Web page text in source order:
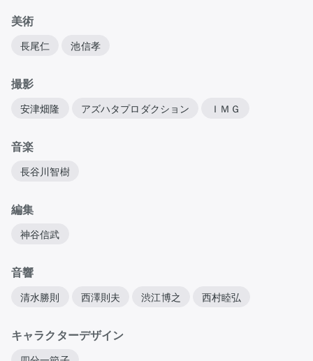
美術
長尾仁 池信孝
撮影
安津畑隆 アズハタプロダクション ＩＭＧ
音楽
長谷川智樹
編集
神谷信武
音響
清水勝則 西澤則夫 渋江博之 西村睦弘
キャラクターデザイン